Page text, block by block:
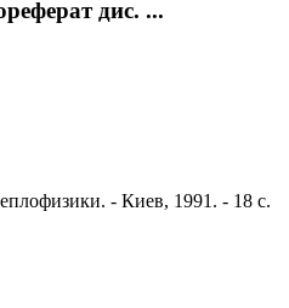
дис. ...
- Киев, 1991. - 18 с.